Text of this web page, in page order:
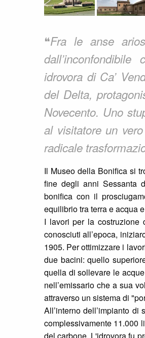
❝Fra le anse
idrovora di Ca’
del Delta,
Novecento. Uno
al visitatore un
radicale
Il Museo della Bonifica si
fine degli anni Sessanta
bonifica con il
equilibrio tra terra e acqua
I lavori per la costruzione
conosciuti all’epoca,
1905. Per ottimizzare i
due bacini: quello
quella di sollevare le
nell’emissario che a sua
attraverso un sistema di
All’interno dell’impianto
complessivamente 11.000
del carbone. L'idrovora fu